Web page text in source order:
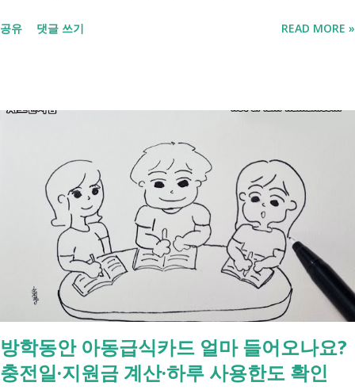
것조차 포기하고 싶어집니다. 그래서 포기하지 않길 바라는 마음에 쉽게
고용노동부 보건복지부·지자체 보건복지부·지자체 대상 취업을 원하는
저소득층, 청년, 중장년 수급자 및 차상위계층 근로능력이 있는 생계급여
수급자 목적 취업 지원 자립 준비 수급 유지 조건 관리 지원 상담, 훈련,
수당 자활사업 참여, 자활급여 자활사업 또는 취업지원 참여 참여 여부
신청 상황에 따라 참여 사실상 의무 즉, 국민취업제도 는 취업을 준비하
는 사람을 돕는 제도입니다. 자활근로 는 일한 기회를 제공하면서 자립을
지원하는 제도입니다. 조건부수급자 는 하나의 제도라기보다 생계급여를
받는 과정에서 일정한 참여 의무가 있는 상태를 말합니다. [조건부과 생
계급여 바로가기] - [2026 최신] 근로능력 있어도 생계급여 받는 법? 조
건부과유예·제시유예 취업을 준비하는 청년이라면? 국민취업지원제도 A
씨는 29세입니다. 현재 직장이 없고 취업을 준비하고 있습니다. 생활이
공유 댓글 쓰기 READ MORE »
방학동안 아동급식카드 얼마 들어오나요?
충전일·지원금 계산·하루 사용한도 확인